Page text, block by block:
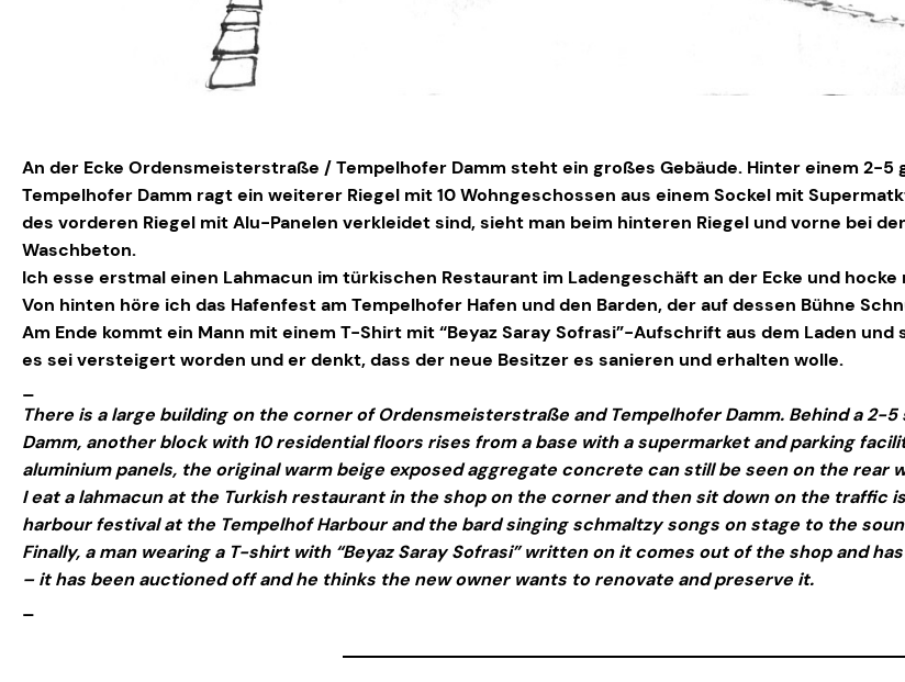
An der Ecke Ordensmeisterstraße / Tempelhofer Damm steht ein großes Gebäude. Hinter einem 2-5
Tempelhofer Damm ragt ein weiterer Riegel mit 10 Wohngeschossen aus einem Sockel mit
des vorderen Riegel mit Alu-Panelen verkleidet sind, sieht man beim hinteren Riegel und vorne bei
Waschbeton.
Ich esse erstmal einen Lahmacun im türkischen Restaurant im Ladengeschäft an der Ecke und
Von hinten höre ich das Hafenfest am Tempelhofer Hafen und den Barden, der auf dessen Bühne
Am Ende kommt ein Mann mit einem T-Shirt mit “Beyaz Saray Sofrasi”-Aufschrift aus dem Laden
es sei versteigert worden und er denkt, dass der neue Besitzer es sanieren und erhalten wolle.
There is a large building on the corner of Ordensmeisterstraße and Tempelhofer Damm. Behind a
Damm, another block with 10 residential floors rises from a base with a supermarket and parking
aluminium panels, the original warm beige exposed aggregate concrete can still be seen on the
I eat a lahmacun at the Turkish restaurant in the shop on the corner and then sit down on the traffic
harbour festival at the Tempelhof Harbour and the bard singing schmaltzy songs on stage to the
Finally, a man wearing a T-shirt with “Beyaz Saray Sofrasi” written on it comes out of the shop and
– it has been auctioned off and he thinks the new owner wants to renovate and preserve it.